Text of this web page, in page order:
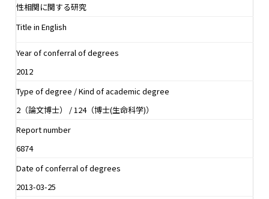
性相関に関する研究
Title in English
Year of conferral of degrees
2012
Type of degree / Kind of academic degree
2（論文博士） / 124（博士(生命科学)）
Report number
6874
Date of conferral of degrees
2013-03-25